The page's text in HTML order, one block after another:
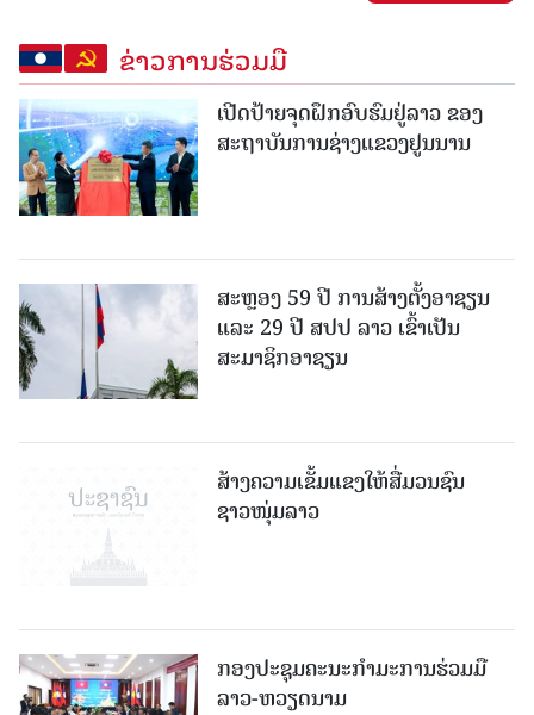
ຂ່າວການຮ່ວມມື
ເປີດປ້າຍຈຸດຝຶກອົບຮົມຢູ່ລາວ ຂອງ
ສະຖາບັນການຊ່າງແຂວງຢູນນານ
ສະຫຼອງ 59 ປີ ການສ້າງຕັ້ງອາຊຽນ
ແລະ 29 ປີ ສປປ ລາວ ເຂົ້າເປັນ
ສະມາຊິກອາຊຽນ
ສ້າງຄວາມເຂັ້ມແຂງໃຫ້ສື່ມວນຊົນ
ຊາວໜຸ່ມລາວ
ກອງປະຊຸມຄະນະກຳມະການຮ່ວມມື
ລາວ-ຫວຽດນາມ